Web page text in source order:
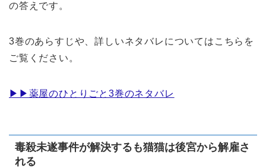
の答えです。
3巻のあらすじや、詳しいネタバレについてはこちらを
ご覧ください。
▶︎▶︎薬屋のひとりごと3巻のネタバレ
毒殺未遂事件が解決するも猫猫は後宮から解雇さ
れる